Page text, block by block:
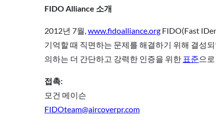
FIDO Alliance 소개
2012년 7월,www.fidoalliance.org FIDO(Fast
기억할 때 직면하는 문제를 해결하기 위해 결성
의하는 더 간단하고 강력한 인증을 위한 표준으
접촉:
모건 메이슨
FIDOteam@aircoverpr.com